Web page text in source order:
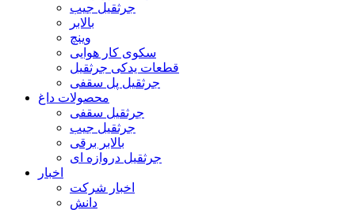
جرثقیل جیب
بالابر
وینچ
سکوی کار هوایی
قطعات یدکی جرثقیل
جرثقیل پل سقفی
محصولات داغ
جرثقیل سقفی
جرثقیل جیب
بالابر برقی
جرثقیل دروازه ای
اخبار
اخبار شرکت
دانش